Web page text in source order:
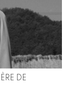
DE